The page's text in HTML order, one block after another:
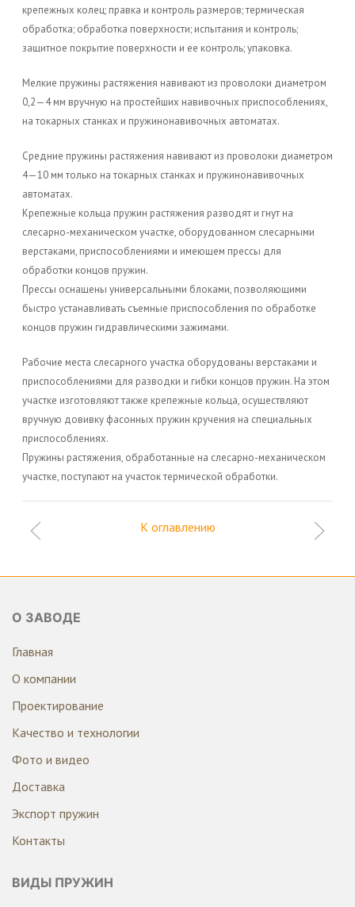
крепежных колец; правка и контроль размеров; термическая
обработка; обработка поверхности; испытания и контроль;
защитное покрытие поверхности и ее контроль; упаковка.
Мелкие пружины растяжения навивают из проволоки диаметром
0,2—4 мм вручную на простейших навивочных приспособлениях,
на токарных станках и пружинонавивочных автоматах.
Средние пружины растяжения навивают из проволоки диаметром
4—10 мм только на токарных станках и пружинонавивочных
автоматах.
Крепежные кольца пружин растяжения разводят и гнут на
слесарно-механическом участке, оборудованном слесарными
верстаками, приспособлениями и имеющем прессы для
обработки концов пружин.
Прессы оснащены универсальными блоками, позволяющими
быстро устанавливать съемные приспособления по обработке
концов пружин гидравлическими зажимами.
Рабочие места слесарного участка оборудованы верстаками и
приспособлениями для разводки и гибки концов пружин. На этом
участке изготовляют также крепежные кольца, осуществляют
вручную довивку фасонных пружин кручения на специальных
приспособлениях.
Пружины растяжения, обработанные на слесарно-механическом
участке, поступают на участок термической обработки.
К оглавлению
О ЗАВОДЕ
Главная
О компании
Проектирование
Качество и технологии
Фото и видео
Доставка
Экспорт пружин
Контакты
ВИДЫ ПРУЖИН